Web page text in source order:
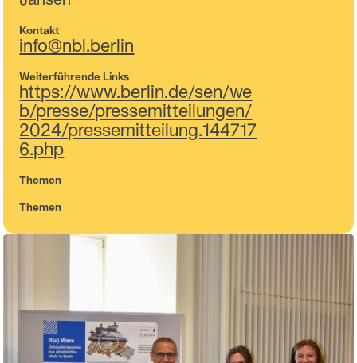
Kontakt
info@nbl.berlin
Weiterführende Links
https://www.berlin.de/sen/we
b/presse/pressemitteilungen/
2024/pressemitteilung.144717
6.php
Themen
Themen